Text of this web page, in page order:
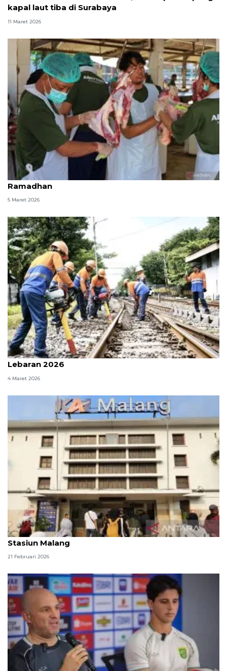
kapal laut tiba di Surabaya
11 Maret 2026
RPH Surabaya obral daging iga di Pasar Murah
Ramadhan
5 Maret 2026
Daop 8 Surabaya pastikan kesiapan angkutan
Lebaran 2026
4 Maret 2026
KAI sediakan 136.045 tiket Angkutan Lebaran di
Stasiun Malang
21 Februari 2026